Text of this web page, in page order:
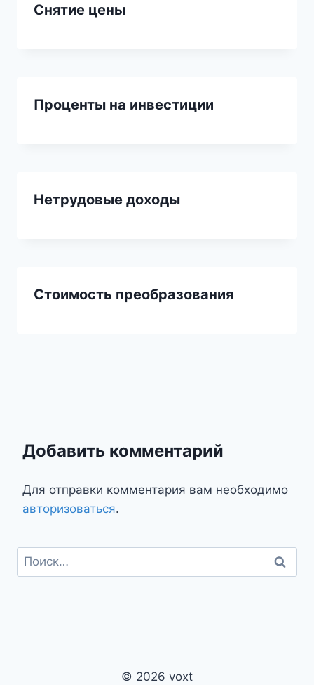
Снятие цены
Проценты на инвестиции
Нетрудовые доходы
Стоимость преобразования
Добавить комментарий
Для отправки комментария вам необходимо
авторизоваться.
Найти:
© 2026 voxt